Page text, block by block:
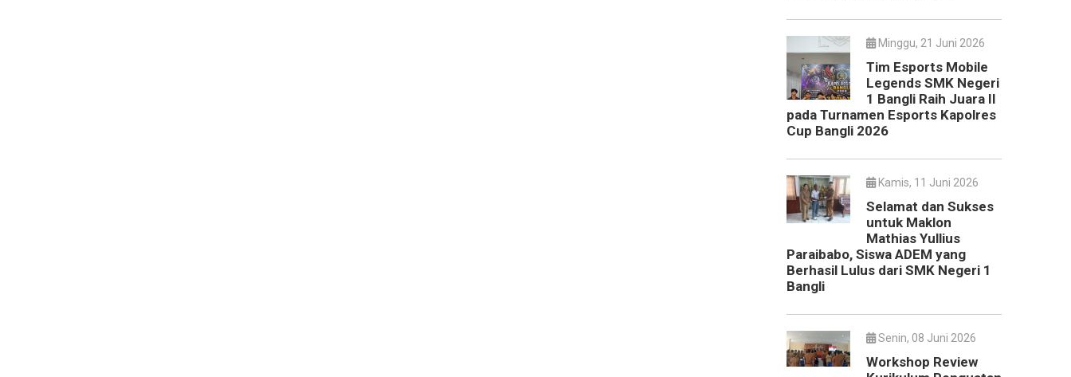
Minggu, 21 Juni 2026
Tim Esports Mobile
Legends SMK Negeri
1 Bangli Raih Juara II
pada Turnamen Esports Kapolres
Cup Bangli 2026
Kamis, 11 Juni 2026
Selamat dan Sukses
untuk Maklon
Mathias Yullius
Paraibabo, Siswa ADEM yang
Berhasil Lulus dari SMK Negeri 1
Bangli
Senin, 08 Juni 2026
Workshop Review